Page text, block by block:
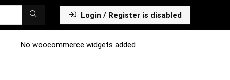
Login / Register is disabled
No woocommerce widgets added